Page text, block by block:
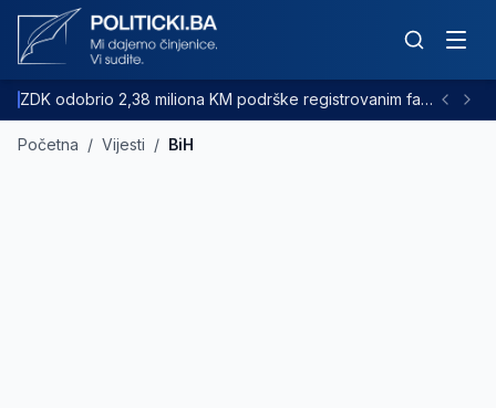
ZDK odobrio 2,38 miliona KM podrške registrovanim farmama goveda
Početna / Vijesti / BiH